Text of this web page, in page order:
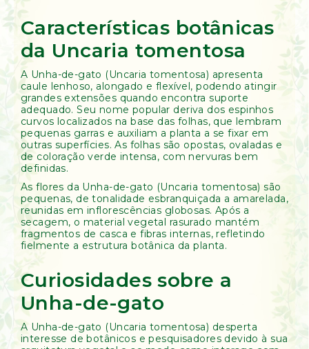
Características botânicas
da Uncaria tomentosa
A Unha-de-gato (Uncaria tomentosa) apresenta
caule lenhoso, alongado e flexível, podendo atingir
grandes extensões quando encontra suporte
adequado. Seu nome popular deriva dos espinhos
curvos localizados na base das folhas, que lembram
pequenas garras e auxiliam a planta a se fixar em
outras superfícies. As folhas são opostas, ovaladas e
de coloração verde intensa, com nervuras bem
definidas.
As flores da Unha-de-gato (Uncaria tomentosa) são
pequenas, de tonalidade esbranquiçada a amarelada,
reunidas em inflorescências globosas. Após a
secagem, o material vegetal rasurado mantém
fragmentos de casca e fibras internas, refletindo
fielmente a estrutura botânica da planta.
Curiosidades sobre a
Unha-de-gato
A Unha-de-gato (Uncaria tomentosa) desperta
interesse de botânicos e pesquisadores devido à sua